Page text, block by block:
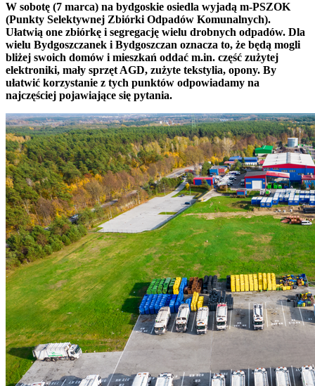
W sobotę (7 marca) na bydgoskie osiedla wyjadą m-PSZOK
(Punkty Selektywnej Zbiórki Odpadów Komunalnych).
Ułatwią one zbiórkę i segregację wielu drobnych odpadów. Dla
wielu Bydgoszczanek i Bydgoszczan oznacza to, że będą mogli
bliżej swoich domów i mieszkań oddać m.in. część zużytej
elektroniki, mały sprzęt AGD, zużyte tekstylia, opony. By
ułatwić korzystanie z tych punktów odpowiadamy na
najczęściej pojawiające się pytania.